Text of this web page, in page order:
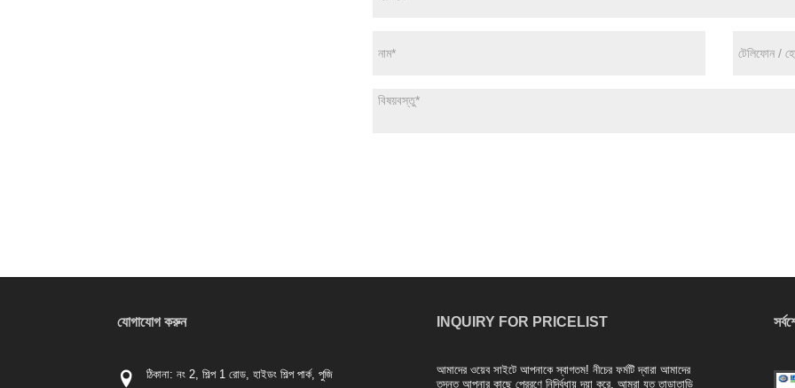
যোগাযোগ করুন
ঠিকানা: নং 2, শিল্প 1 রোড, হাইডং শিল্প পার্ক, পুজি
INQUIRY FOR PRICELIST
আমাদের ওয়েব সাইটে আপনাকে স্বাগতম! নীচের ফর্মটি দ্বারা আমাদের
তদন্ত আপনার কাছে প্রেরণে নির্দ্বিধায় দয়া করে, আমরা যত তাড়াতাড়ি
অন্ধ ফ্ল্যাঞ্জের উত্পাদন প্রক্রিয়া এবং অ্যাপ্লিকেশন ক্ষেত্র